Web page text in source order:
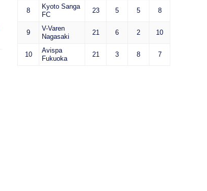
8
Kyoto Sanga
FC
23 5 5 8
9
V-Varen
Nagasaki
21 6 2 10
10
Avispa
Fukuoka
21 3 8 7